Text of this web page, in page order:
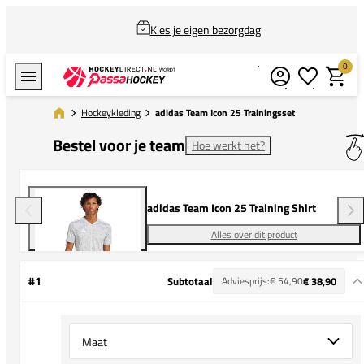
Kies je eigen bezorgdag
0
Hockeykleding adidas Team Icon 25 Trainingsset
Bestel voor je team Hoe werkt het?
adidas Team Icon 25 Training Shirt
Alles over dit product
#1 Subtotaal Adviesprijs:€ 54,90€ 38,90